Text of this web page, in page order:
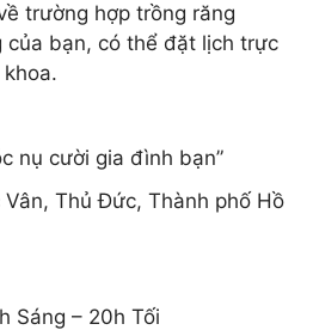
trường hợp trồng răng
của bạn, có thể đặt lịch trực
nụ cười gia đình bạn”
Thủ Đức, Thành phố Hồ
Sáng – 20h Tối